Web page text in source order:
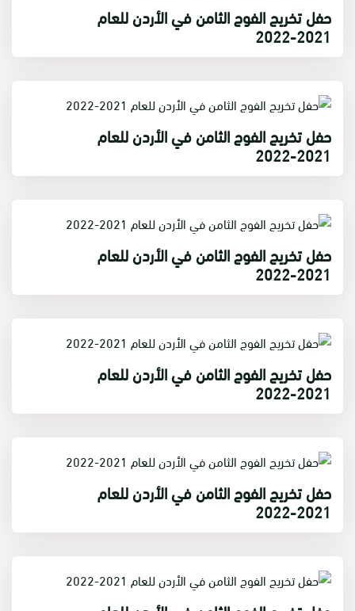
حفل تخريج الفوج الثامن في الأردن للعام
2021-2022
حفل تخريج الفوج الثامن في الأردن للعام
2021-2022
حفل تخريج الفوج الثامن في الأردن للعام
2021-2022
حفل تخريج الفوج الثامن في الأردن للعام
2021-2022
حفل تخريج الفوج الثامن في الأردن للعام
2021-2022